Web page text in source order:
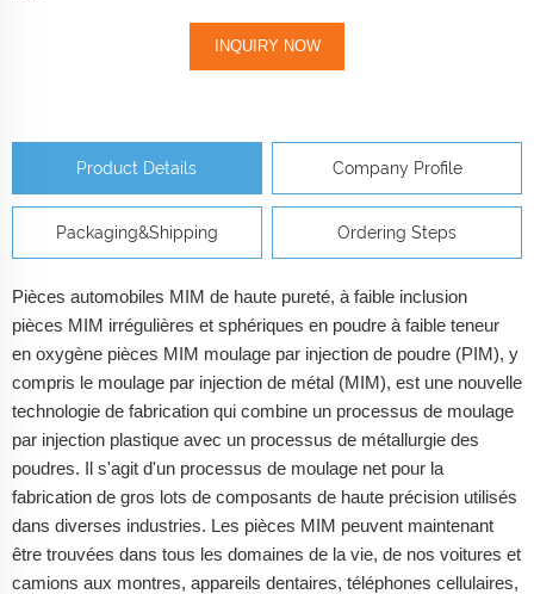
INQUIRY NOW
Product Details Company Profile
Packaging&Shipping Ordering Steps
Pièces automobiles MIM de haute pureté, à faible inclusion
pièces MIM irrégulières et sphériques en poudre à faible teneur
en oxygène pièces MIM moulage par injection de poudre (PIM), y
compris le moulage par injection de métal (MIM), est une nouvelle
technologie de fabrication qui combine un processus de moulage
par injection plastique avec un processus de métallurgie des
poudres. Il s'agit d'un processus de moulage net pour la
fabrication de gros lots de composants de haute précision utilisés
dans diverses industries. Les pièces MIM peuvent maintenant
être trouvées dans tous les domaines de la vie, de nos voitures et
camions aux montres, appareils dentaires, téléphones cellulaires,